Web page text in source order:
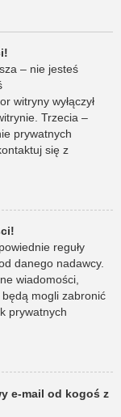
– nie jesteś
witryny wyłączył
Trzecia –
prywatnych
się z
reguły
danego nadawcy.
wiadomości,
mogli zabronić
prywatnych
e-mail od kogoś z